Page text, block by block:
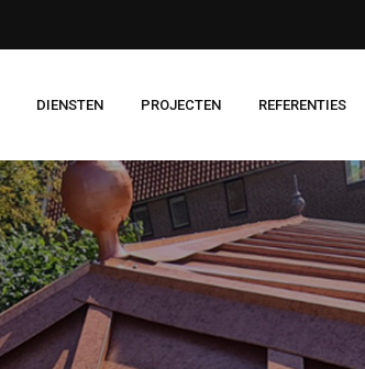
DIENSTEN PROJECTEN REFERENTIES